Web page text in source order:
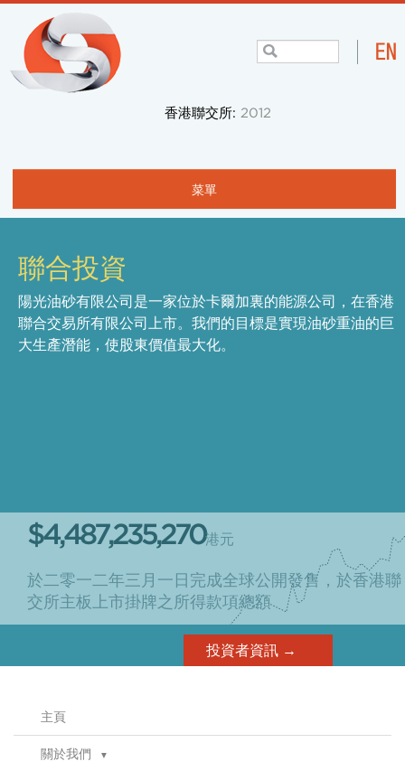
香港聯交所: 2012
菜單
項目與業務
社區
聯合投資
陽光油砂有限公司是一家位於卡爾加裏的能源公司，在香港
聯合交易所有限公司上市。我們的目標是實現油砂重油的巨
大生產潛能，使股東價值最大化。
$4,487,235,270港元
於二零一二年三月一日完成全球公開發售，於香港聯
交所主板上市掛牌之所得款項總額
投資者資訊 →
主頁
關於我們 ▼